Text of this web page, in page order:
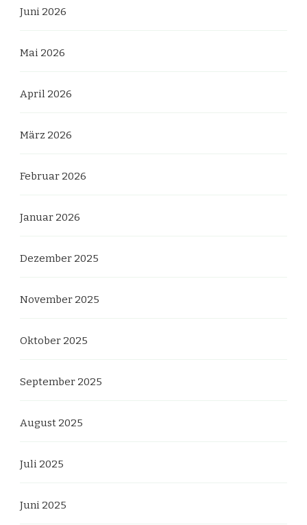
Juni 2026
Mai 2026
April 2026
März 2026
Februar 2026
Januar 2026
Dezember 2025
November 2025
Oktober 2025
September 2025
August 2025
Juli 2025
Juni 2025